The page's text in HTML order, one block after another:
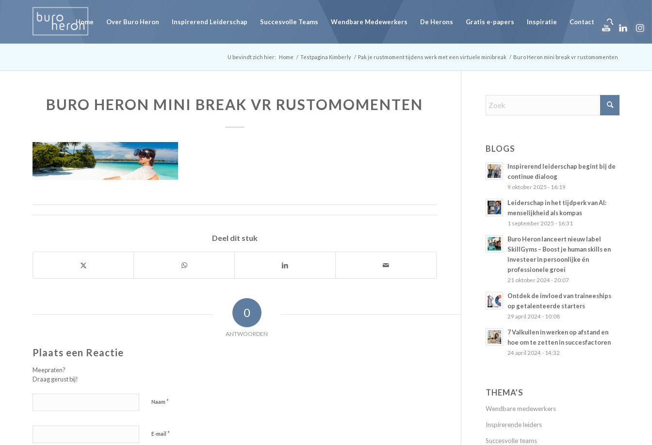
Home Over Buro Heron Inspirerend Leiderschap Succesvolle Teams Wendbare Medewerkers De Herons Gratis e-papers Inspiratie Contact
U bevindt zich hier: Home / Testpagina Kimberly / Pak je rustmoment tijdens werk met een virtuele minibreak / Buro Heron mini break vr rustomomenten
BURO HERON MINI BREAK VR RUSTOMOMENTEN
Deel dit stuk
0
ANTWOORDEN
Plaats een Reactie
Meepraten?
Draag gerust bij!
Naam *
E-mail *
BLOGS
Inspirerend leiderschap begint bij de
continue dialoog
9 oktober 2025 - 16:19
Leiderschap in het tijdperk van AI:
menselijkheid als kompas
1 september 2025 - 16:31
Buro Heron lanceert nieuw label
SkillGyms – Boost je human skills en
investeer in persoonlijke én
professionele groei
21 oktober 2024 - 20:07
Ontdek de invloed van traineeships
op getalenteerde starters
29 april 2024 - 10:08
7 Valkuilen in werken op afstand en
hoe om te zetten in succesfactoren
24 april 2024 - 14:32
THEMA’S
Wendbare medewerkers
Inspirerende leiders
Succesvolle teams